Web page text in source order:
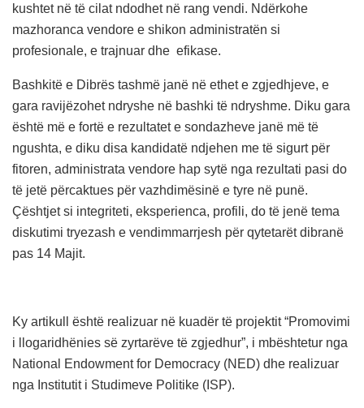
kushtet në të cilat ndodhet në rang vendi. Ndërkohe
mazhoranca vendore e shikon administratën si
profesionale, e trajnuar dhe efikase.
Bashkitë e Dibrës tashmë janë në ethet e zgjedhjeve, e
gara ravijëzohet ndryshe në bashki të ndryshme. Diku gara
është më e fortë e rezultatet e sondazheve janë më të
ngushta, e diku disa kandidatë ndjehen me të sigurt për
fitoren, administrata vendore hap sytë nga rezultati pasi do
të jetë përcaktues për vazhdimësinë e tyre në punë.
Çështjet si integriteti, eksperienca, profili, do të jenë tema
diskutimi tryezash e vendimmarrjesh për qytetarët dibranë
pas 14 Majit.
Ky artikull është realizuar në kuadër të projektit “Promovimi
i llogaridhënies së zyrtarëve të zgjedhur”, i mbështetur nga
National Endowment for Democracy (NED) dhe realizuar
nga Institutit i Studimeve Politike (ISP).